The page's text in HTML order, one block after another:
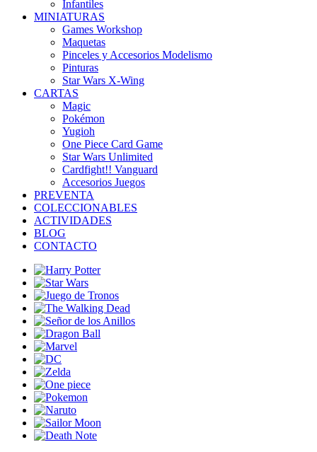
Infantiles
MINIATURAS
Games Workshop
Maquetas
Pinceles y Accesorios Modelismo
Pinturas
Star Wars X-Wing
CARTAS
Magic
Pokémon
Yugioh
One Piece Card Game
Star Wars Unlimited
Cardfight!! Vanguard
Accesorios Juegos
PREVENTA
COLECCIONABLES
ACTIVIDADES
BLOG
CONTACTO